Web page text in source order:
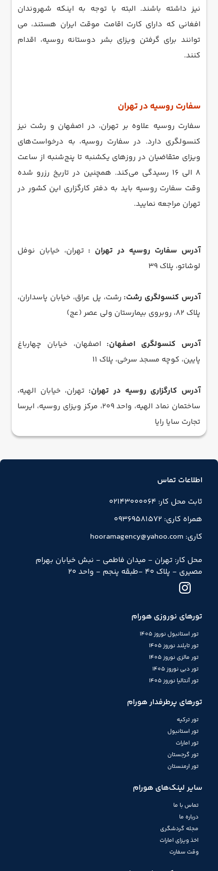
نیز داشته باشند. البته با توجه به اینکه شهروندان
افغانی که دارای کارت اقامت موقت ایران هستند، می
توانند برای گرفتن ویزای بشر دوستانه روسیه، اقدام
کنند.
سفارت روسیه در تهران
سفارت روسیه علاوه بر تهران، در اصفهان و رشت نیز
کنسولگری دارد. در سفارت روسیه، به درخواست‌های
ویزای متقاضیان در روز‌های یکشنبه تا پنج‌شنبه از ساعت
8 الی 16 رسیدگی می‌کند. همچنین در تاریخ رزرو شده
وقت سفارت روسیه باید به دفتر کارگزاری این کشور در
تهران مراجعه نمایید.
آدرس سفارت روسیه در تهران : تهران، خیابان نوفل
لوشاتو، پلاک 39
آدرس کنسولگری رشت: رشت، پل عراق، خیابان پاسداران،
پلاک 82، روبروی بیمارستان ولی عصر (عج)
آدرس کنسولگری اصفهان: اصفهان، خیابان چهارباغ
پایین، کوچه مسجد سرخی، پلاک 11
آدرس کارگزاری روسیه در تهران: تهران، خیابان الهیه،
ساختمان نماد الهیه، واحد 209، مرکز ویزای روسیه، ایرسا
تجارت سایا رایا
اطلاعات تماس
ثابت محل کار: 02143000064
همراه کاری: 09369581572
کاری: hooramagency@yahoo.com
محل کار: تهران - میدان فاطمی - نبش خیابان بهرام
مصیری - پلاک 40 -طبقه پنجم - واحد 20
تورهای نوروزی هورام
تور استانبول نوروز 1405
تور تایلند نوروز 1405
تور مالزی نوروز 1405
تور دبی نوروز 1405
تور آنتالیا نوروز 1405
تورهای پرطرفدار هورام
تور ترکیه
تور استانبول
تور امارات
تور گرجستان
تور ارمنستان
سایر لینک‌های هورام
تماس با ما
درباره ما
مجله گردشگری
اخذ ویزای امارات
وقت سفارت